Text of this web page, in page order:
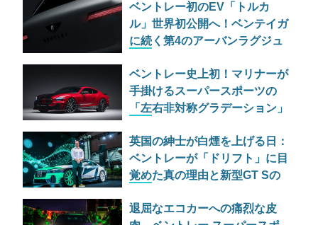
ベントレー初のEV「トルカ
ル」世界初公開へ！ベンテイガ
に続く第4のアーバンラグジュ
ベントレー史上初！マリナーが
手掛けるスーパースポーツの
「左右非対称グラデーション」
英国の紳士が白煙を上げる日：
ベントレーが「ドリフト」に目
覚めた真の理由と新型GT Sの
退屈なエコカーへの痛烈な皮